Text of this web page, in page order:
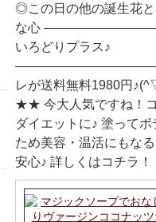
◎この日の他の誕生花
な心
いろどりプラス♪
レが送料無料1980円
★★ 今大人気ですね！
ダイエットに♪ 塗って
ため美容・温活にもな
安心♪ 詳しくはコチラ！